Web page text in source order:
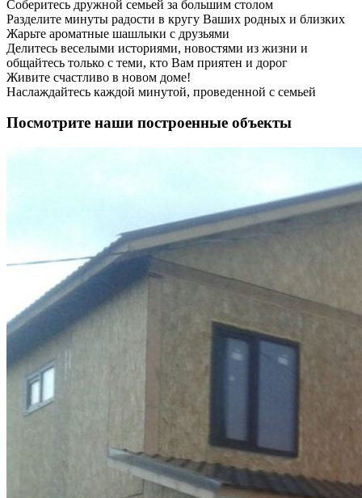
Соберитесь дружной семьей за большим столом
Разделите минуты радости в кругу Ваших родных и близких
Жарьте ароматные шашлыки с друзьями
Делитесь веселыми историями, новостями из жизни и
общайтесь только с теми, кто Вам приятен и дорог
Живите счастливо в новом доме!
Наслаждайтесь каждой минутой, проведенной с семьей
Посмотрите наши построенные объекты